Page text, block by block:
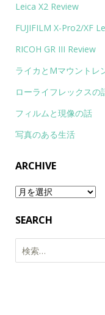
Leica X2 Review
FUJIFILM X-Pro2/XF
RICOH GR III Review
ライカとMマウントレ
ローライフレックスの
フィルムと現像の話
写真のある生活
ARCHIVE
Archive
SEARCH
索: